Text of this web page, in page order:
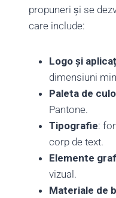
propuneri și se
care include:
Logo și
dimensiuni
Paleta de
Pantone.
Tipografie:
corp de text.
Elemente
vizual.
Materiale de